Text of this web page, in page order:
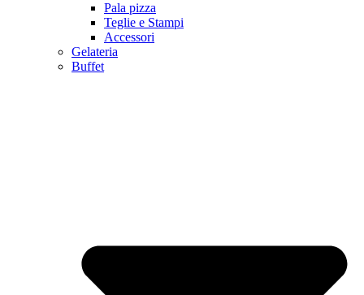
Pala pizza
Teglie e Stampi
Accessori
Gelateria
Buffet